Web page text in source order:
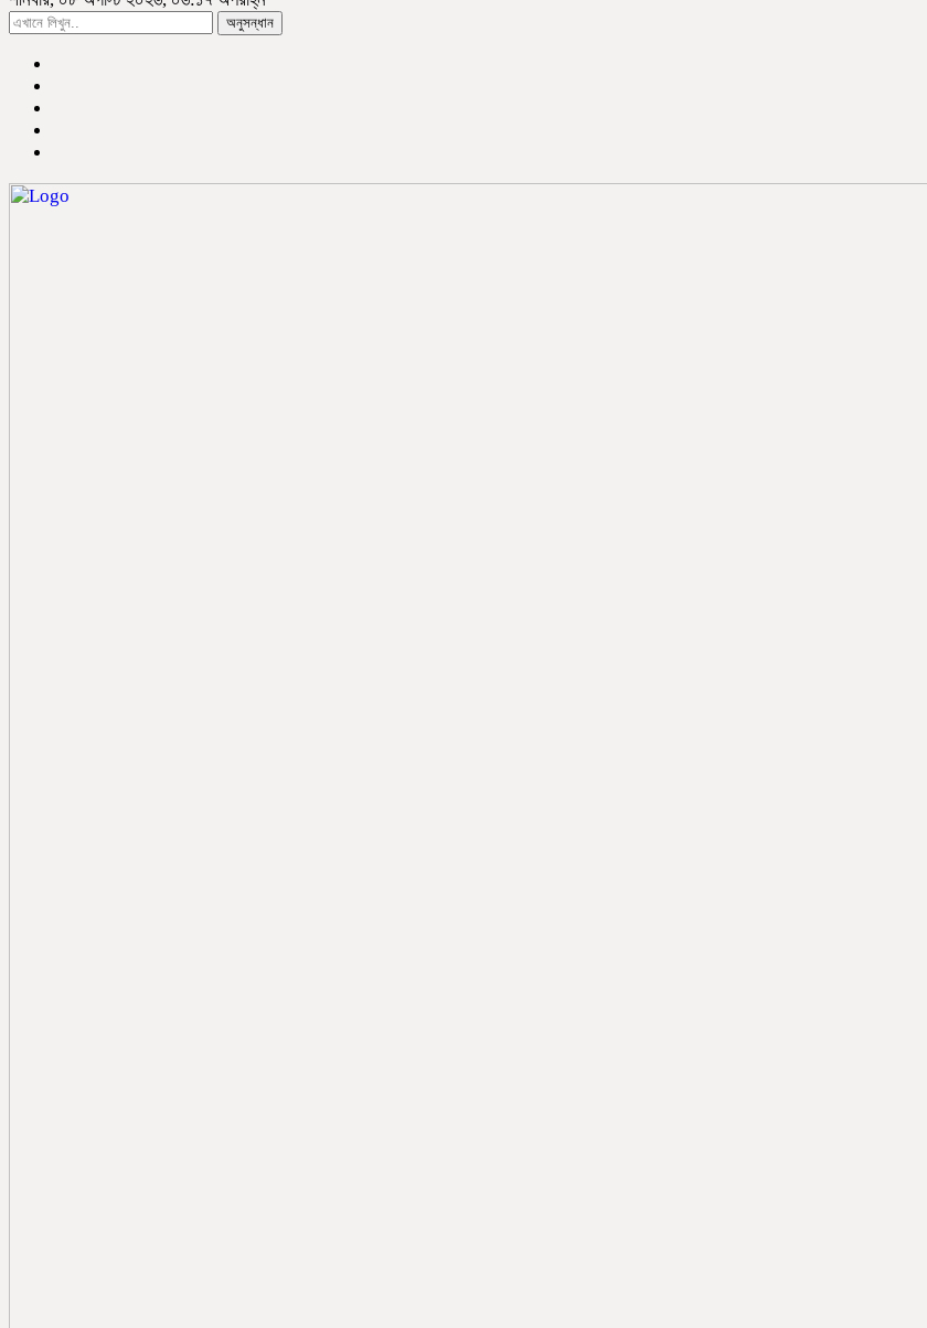
অনুসন্ধান